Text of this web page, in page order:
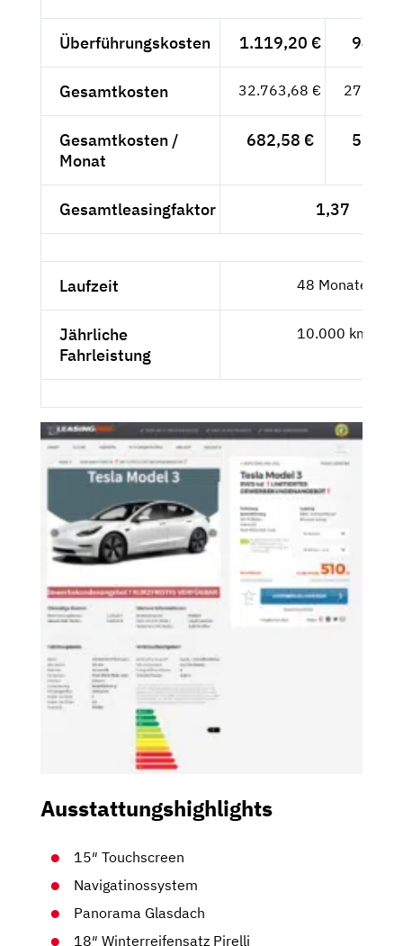
Überführungskosten 1.119,20 €
Gesamtkosten 32.763,68 €
Gesamtkosten /
Monat
682,58 €
Gesamtleasingfaktor 1,37
Laufzeit 48 Monate
Jährliche
Fahrleistung
10.000 km
Ausstattungshighlights
15″ Touchscreen
Navigatinossystem
Panorama Glasdach
18″ Winterreifensatz Pirelli